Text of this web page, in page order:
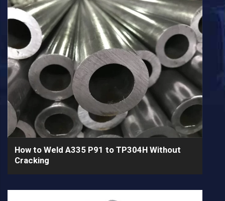
How to Weld A335 P91 to TP304H Without
Cracking